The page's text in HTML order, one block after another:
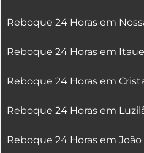
Reboque 24 Horas em
Reboque 24 Horas em
Reboque 24 Horas em
Reboque 24 Horas em
Reboque 24 Horas em João